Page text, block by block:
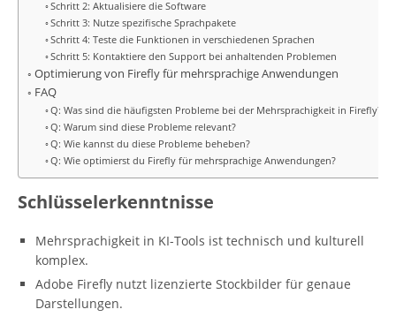
Schritt 2: Aktualisiere die Software
Schritt 3: Nutze spezifische Sprachpakete
Schritt 4: Teste die Funktionen in verschiedenen Sprachen
Schritt 5: Kontaktiere den Support bei anhaltenden Problemen
Optimierung von Firefly für mehrsprachige Anwendungen
FAQ
Q: Was sind die häufigsten Probleme bei der Mehrsprachigkeit in Firefly?
Q: Warum sind diese Probleme relevant?
Q: Wie kannst du diese Probleme beheben?
Q: Wie optimierst du Firefly für mehrsprachige Anwendungen?
Schlüsselerkenntnisse
Mehrsprachigkeit in KI-Tools ist technisch und kulturell
komplex.
Adobe Firefly nutzt lizenzierte Stockbilder für genaue
Darstellungen.